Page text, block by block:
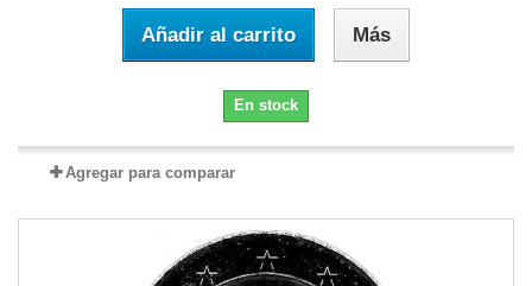
Añadir al carrito Más
En stock
Agregar para comparar